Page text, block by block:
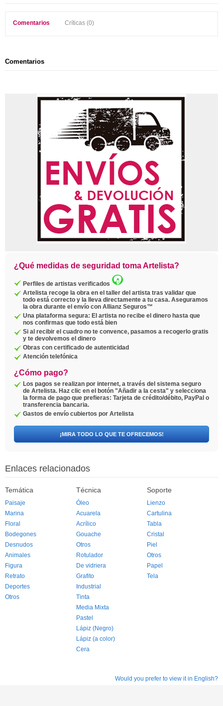
Comentarios Críticas (0)
Comentarios
¿Qué medidas de seguridad toma Artelista?
Perfiles de artistas verificados
Artelista recoge la obra en el taller del artista tras validar que
todo está correcto y la lleva directamente a tu casa. Aseguramos
la obra durante el envío con Allianz Seguros™
Una plataforma segura: El artista no recibe el dinero hasta que
nos confirmas que todo está bien
Si al recibir el cuadro no te convence, pasamos a recogerlo gratis
y te devolvemos el dinero
Obras con certificado de autenticidad
Atención telefónica
¿Cómo pago?
Los pagos se realizan por internet, a través del sistema seguro
de Artelista. Haz clic en el botón "Añadir a la cesta" y selecciona
la forma de pago que prefieras: Tarjeta de crédito/débito, PayPal o
transferencia bancaria.
Gastos de envío cubiertos por Artelista
¡MIRA TODO LO QUE TE OFRECEMOS!
Enlaces relacionados
Temática
Paisaje
Marina
Floral
Bodegones
Desnudos
Animales
Figura
Retrato
Deportes
Otros
Técnica
Óleo
Acuarela
Acrílico
Gouache
Otros
Rotulador
De vidriera
Grafito
Industrial
Tinta
Media Mixta
Pastel
Lápiz (Negro)
Lápiz (a color)
Cera
Soporte
Lienzo
Cartulina
Tabla
Cristal
Piel
Otros
Papel
Tela
Would you prefer to view it in English?